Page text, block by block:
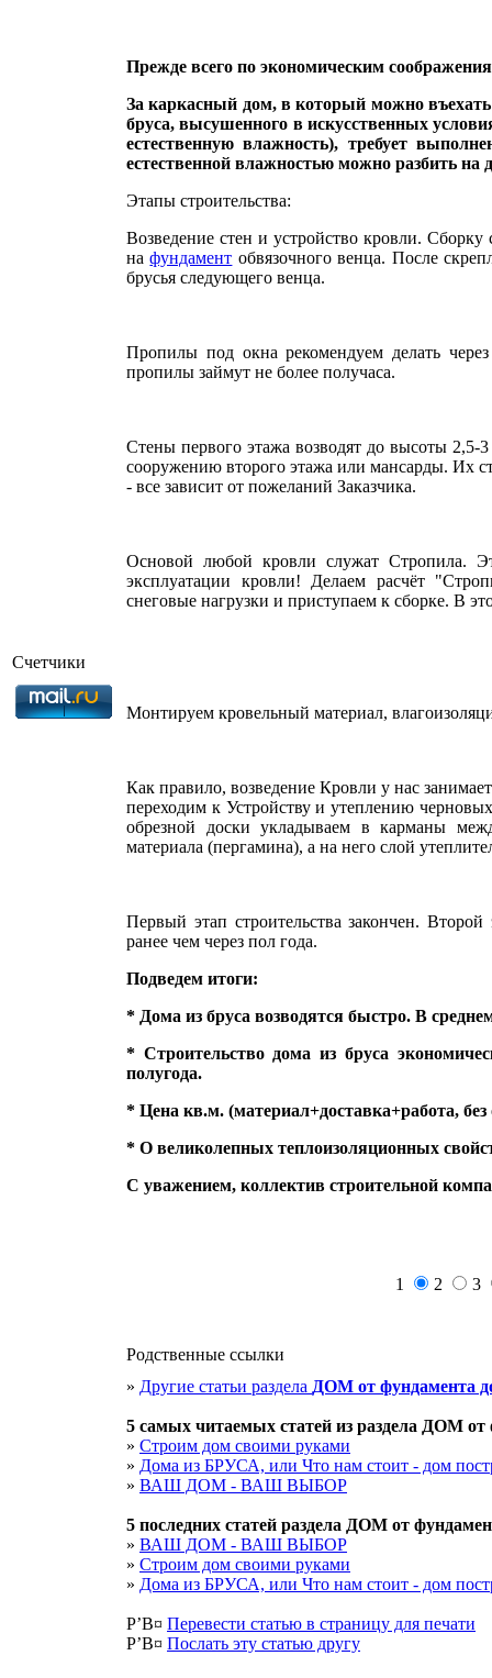
Счетчики
Прежде всего по экономическим
За каркасный дом, в который можно въехать
бруса, высушенного в искусственных
естественную влажность), требует
естественной влажностью можно разбить на
Этапы строительства:
Возведение стен и устройство кровли.
нафундамент обвязочного венца. После
брусья следующего венца.
Пропилы под окна рекомендуем делать
пропилы займут не более получаса.
Стены первого этажа возводят до высоты 2,5-
сооружению второго этажа или мансарды. Их
- все зависит от пожеланий Заказчика.
Основой любой кровли служат Стропила.
эксплуатации кровли! Делаем расчёт
снеговые нагрузки и приступаем к сборке. В
Монтируем кровельный материал,
Как правило, возведение Кровли у нас
переходим к Устройству и утеплению
обрезной доски укладываем в карманы
материала (пергамина), а на него слой
Первый этап строительства закончен.
ранее чем через пол года.
Подведем итоги:
* Дома из бруса возводятся быстро. В
* Строительство дома из бруса
полугода.
* Цена кв.м. (материал+доставка+работа, без
* О великолепных теплоизоляционных
С уважением, коллектив строительной
1 2 3
Родственные ссылки
» Другие статьи раздела ДОМ от фундамента
5 cамых читаемых статей из раздела ДОМ от
» Строим дом своими руками
» Дома из БРУСА, или Что нам стоит - дом
» ВАШ ДОМ - ВАШ ВЫБОР
5 последних статей раздела ДОМ от
» ВАШ ДОМ - ВАШ ВЫБОР
» Строим дом своими руками
» Дома из БРУСА, или Что нам стоит - дом
Р’В¤ Перевести статью в страницу для печати
Р’В¤ Послать эту cтатью другу